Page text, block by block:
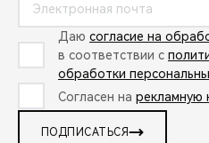
CHERY И СПОРТ
НАШИ МЕРОПРИЯТИЯ
ВИДЕООБЗОРЫ
Даю согласие на
в соответствии с
обработки
Согласен на рекламную
ПОДПИСАТЬСЯ